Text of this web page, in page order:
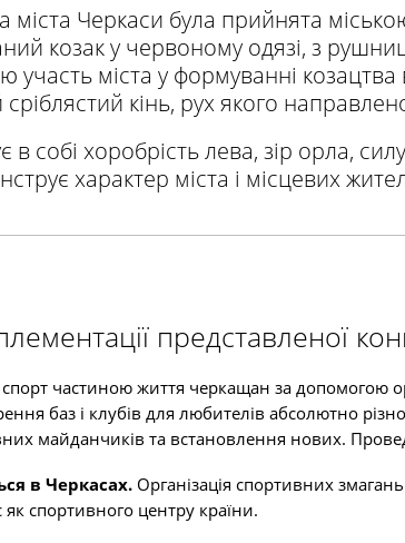
міста Черкаси була прийнята
козак у червоному одязі, з
участь міста у формуванні козацтва
кінь, рух якого
собі хоробрість лева, зір орла,
характер міста і місцевих
представленої
частиною життя черкащан за допомогою
баз і клубів для любителів абсолютно
майданчиків та встановлення нових.
в Черкасах. Організація спортивних
як спортивного центру країни.